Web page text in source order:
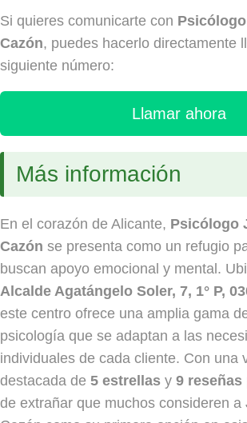
Si quieres comunicarte con
Cazón, puedes hacerlo directamente
siguiente número:
Llamar ahora
Más información
En el corazón de Alicante, Psicólogo
Cazón se presenta como un refugio
buscan apoyo emocional y mental.
Alcalde Agatángelo Soler, 7, 1° P,
este centro ofrece una amplia gama
psicología que se adaptan a las
individuales de cada cliente. Con una
destacada de 5 estrellas y 9 reseñas
de extrañar que muchos consideren a